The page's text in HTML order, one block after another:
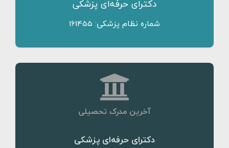
دکترای حرفه‌ای پزشکی
شماره نظام پزشکی: 161455
آخرین مدرک تحصیلی
دکترای حرفه‌ای پزشکی